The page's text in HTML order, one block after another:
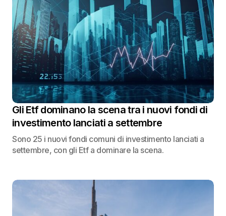
Gli Etf dominano la scena tra i nuovi fondi di
investimento lanciati a settembre
Sono 25 i nuovi fondi comuni di investimento lanciati a
settembre, con gli Etf a dominare la scena.